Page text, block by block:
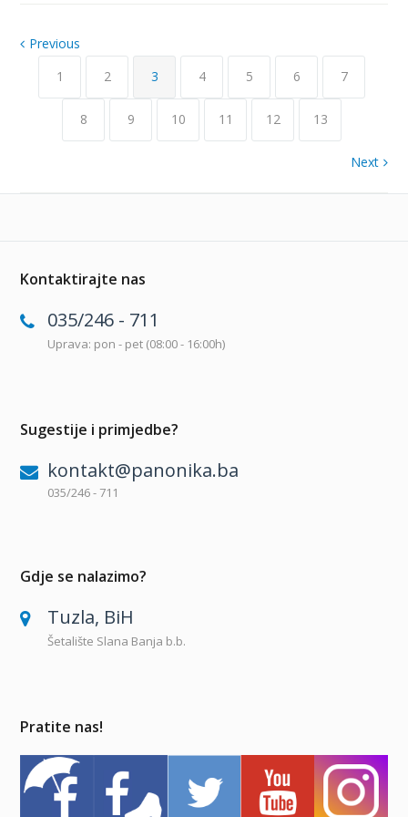
Previous
1
2 3 4 5 6 7
8 9 10 11 12 13
Next
Kontaktirajte nas
035/246 - 711
Uprava: pon - pet (08:00 - 16:00h)
Sugestije i primjedbe?
kontakt@panonika.ba
035/246 - 711
Gdje se nalazimo?
Tuzla, BiH
Šetalište Slana Banja b.b.
Pratite nas!